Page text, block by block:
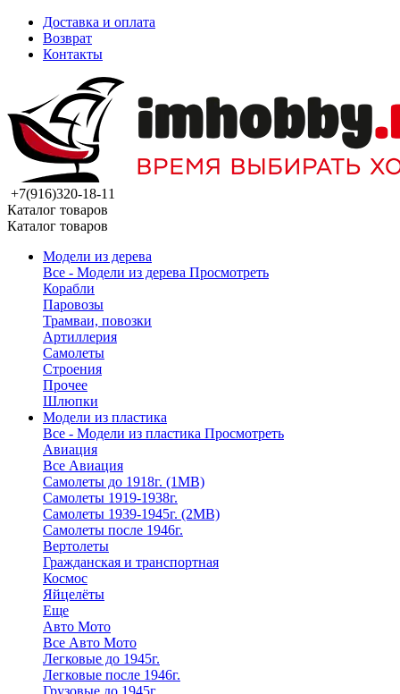
Доставка и оплата
Возврат
Контакты
+7(916)320-18-11
Каталог товаров
Каталог товаров
Модели из дерева
Все - Модели из дерева Просмотреть
Корабли
Паровозы
Трамваи, повозки
Артиллерия
Самолеты
Строения
Прочее
Шлюпки
Модели из пластика
Все - Модели из пластика Просмотреть
Авиация
Все Авиация
Самолеты до 1918г. (1МВ)
Самолеты 1919-1938г.
Самолеты 1939-1945г. (2МВ)
Самолеты после 1946г.
Вертолеты
Гражданская и транспортная
Космос
Яйцелёты
Еще
Авто Мото
Все Авто Мото
Легковые до 1945г.
Легковые после 1946г.
Грузовые до 1945г.